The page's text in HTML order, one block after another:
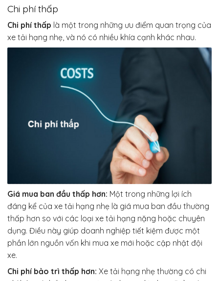
Chi phí thấp
Chi phí thấp là một trong những ưu điểm quan trọng của
xe tải hạng nhẹ, và nó có nhiều khía cạnh khác nhau.
Giá mua ban đầu thấp hơn: Một trong những lợi ích
đáng kể của xe tải hạng nhẹ là giá mua ban đầu thường
thấp hơn so với các loại xe tải hạng nặng hoặc chuyên
dụng. Điều này giúp doanh nghiệp tiết kiệm được một
phần lớn nguồn vốn khi mua xe mới hoặc cập nhật đội
xe.
Chi phí bảo trì thấp hơn: Xe tải hạng nhẹ thường có chi